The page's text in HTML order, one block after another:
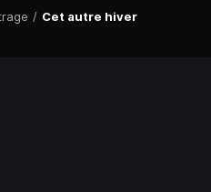
/ Cet autre hiver